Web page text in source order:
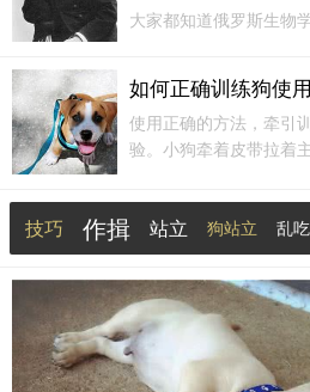
大家都知道俄罗斯生物
会分泌唾液。他把这种
夫的最新传记中，记载
历。因为使用的狗太聪
如何正确训练狗使
使用正确的方法，牵引
验。小狗牵着皮带拉着
习惯，有时会纠正，有
皮带，就像教其他行为
技巧 作揖 站立 狗站立 乱
条件反射 笼子 妈妈